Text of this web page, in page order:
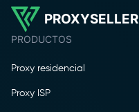
PROXYSELLER
PRODUCTOS
Proxy residencial
Proxy ISP